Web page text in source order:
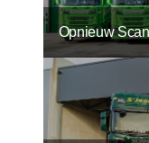
Opnieuw